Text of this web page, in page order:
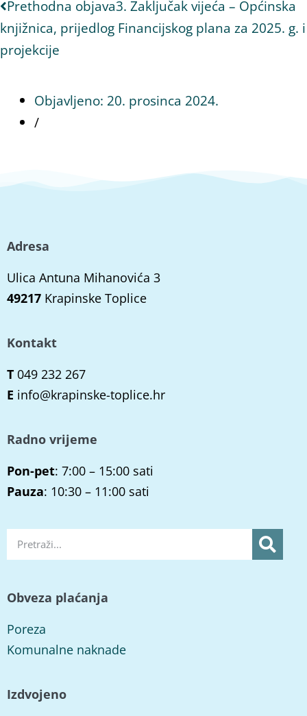
Prethodna objava3. Zaključak vijeća – Općinska
knjižnica, prijedlog Financijskog plana za 2025. g. i
projekcije
Objavljeno: 20. prosinca 2024.
/
Adresa
Ulica Antuna Mihanovića 3
49217 Krapinske Toplice
Kontakt
T 049 232 267
E info@krapinske-toplice.hr
Radno vrijeme
Pon-pet: 7:00 – 15:00 sati
Pauza: 10:30 – 11:00 sati
Obveza plaćanja
Poreza
Komunalne naknade
Izdvojeno